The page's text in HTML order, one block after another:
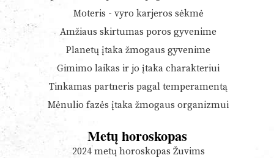
Moteris - vyro karjeros sėkmė
Amžiaus skirtumas poros gyvenime
Planetų įtaka žmogaus gyvenime
Gimimo laikas ir jo įtaka charakteriui
Tinkamas partneris pagal temperamentą
Mėnulio fazės įtaka žmogaus organizmui
Metų horoskopas
2024 metų horoskopas Žuvims